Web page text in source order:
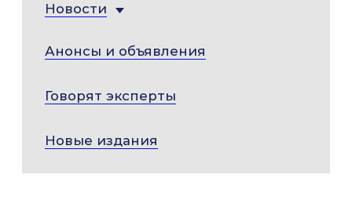
Новости
Анонсы и объявления
Говорят эксперты
Новые издания